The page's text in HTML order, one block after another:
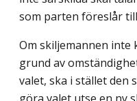
som parten föreslår
Om skiljemannen
grund av
valet, ska i stället